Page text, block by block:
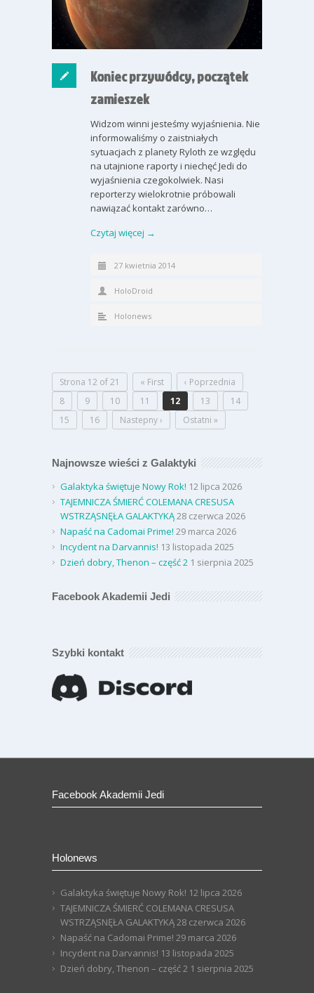
Koniec przywódcy, początek
zamieszek
Widzom winni jesteśmy wyjaśnienia. Nie
informowaliśmy o zaistniałych
sytuacjach z planety Ryloth ze względu
na utajnione raporty i niechęć Jedi do
wyjaśnienia czegokolwiek. Nasi
reporterzy wielokrotnie próbowali
nawiązać kontakt zarówno…
Czytaj więcej →
27 kwietnia 2014
HoloDroid
Holonews
Strona 12 of 21 « First
‹ Poprzednia
8
9 10 11 12 13
14
15
16 Nastepny › Ostatni »
Najnowsze wieści z Galaktyki
Galaktyka świętuje Nowy Rok! 12 lipca 2026
TAJEMNICZA ŚMIERĆ COLEMANA CRESUSA
WSTRZĄSNĘŁA GALAKTYKĄ28 czerwca 2026
Napaść na Cadomai Prime! 29 marca 2026
Incydent na Darvannis! 13 listopada 2025
Dzień dobry, Thenon – część 2 1 sierpnia 2025
Facebook Akademii Jedi
Szybki kontakt
Facebook Akademii Jedi
Holonews
Galaktyka świętuje Nowy Rok! 12 lipca 2026
TAJEMNICZA ŚMIERĆ COLEMANA CRESUSA
WSTRZĄSNĘŁA GALAKTYKĄ28 czerwca 2026
Napaść na Cadomai Prime! 29 marca 2026
Incydent na Darvannis! 13 listopada 2025
Dzień dobry, Thenon – część 2 1 sierpnia 2025